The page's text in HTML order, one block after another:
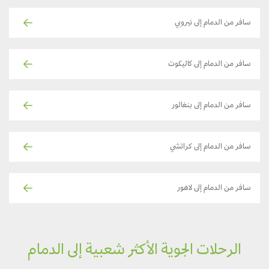
سافر من الدمام إلى نيروبي
سافر من الدمام إلى كاليكوت
سافر من الدمام إلى بنغالور
سافر من الدمام إلى كراتشي
سافر من الدمام إلى لاهور
الرحلات الجوية الأكثر شعبية إلى الدمام